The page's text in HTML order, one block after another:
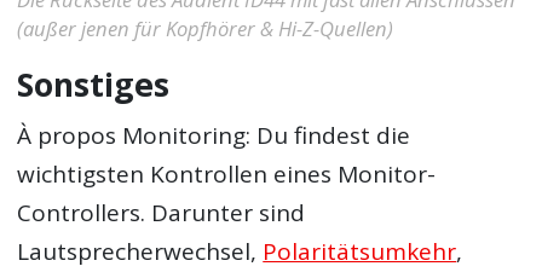
(außer jenen für Kopfhörer & Hi-Z-Quellen)
Sonstiges
À propos Monitoring: Du findest die
wichtigsten Kontrollen eines Monitor-
Controllers. Darunter sind
Lautsprecherwechsel, Polaritätsumkehr,